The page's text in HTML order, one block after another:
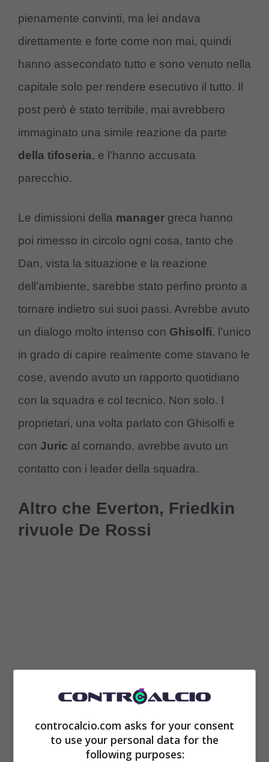
pienamente convinti, ma lei andava
direttamente e forte come non mai, quindi
hanno assecondato tutto e sono venuto nella
capitale solo per rendere esecutivo il tutto. Il
post però è stato terribile, mai avrebbero
immaginato una simile reazione da parte
della tifoseria, e l’hanno accusata
parecchio.
Le dimissioni della manager greca hanno
poi rimesso in circolo ogni cosa, tanto che
Dan, vista la situazione e la reazione
dell’ambiente, sarebbe stato perfino pronto a
tornare indietro sui suoi passi. Avrebbe avuto
un dialogo molto intenso con Ghisolfi, l’unico
in grado di capire realmente come stavano le
cose, avendo avuto un rapporto quotidiano
con la squadra e col tecnico. Non solo. I
proprietari, una volta parlato con Ghisolfi e
con Juric al comando, avrebbe avuto un
contatto con i leader della squadra.
Altro che Everton, Friedkin
rivuole De Rossi
La traduzione è che Ghisolfie la squadra
avrebbero fatto capire a Friedkin che con De
controcalcio.com asks for your consent
to use your personal data for the
following purposes: